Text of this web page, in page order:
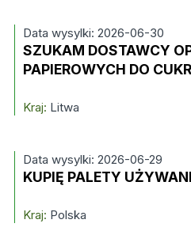
Data wysylki: 2026-06-30
SZUKAM DOSTAWCY
PAPIEROWYCH DO
Kraj: Litwa
Data wysylki: 2026-06-29
KUPIĘ PALETY
Kraj: Polska